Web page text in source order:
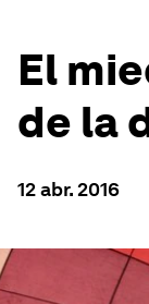
El
de la
12 abr. 2016